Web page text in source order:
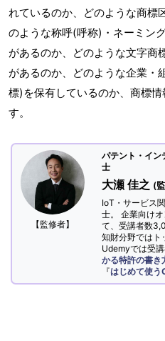
れているのか、どのような商標
のような称呼(呼称)・ネーミン
があるのか、どのような文字商
があるのか、どのような企業・
標)を保有しているのか、商標
す。
【監修者】
パテント・イン
士
大瀬 佳之 (
IoT・サービス
士。 企業向け
て、受講者数
知財分野ではト
Udemyでは受
かる特許の書き
『はじめて使